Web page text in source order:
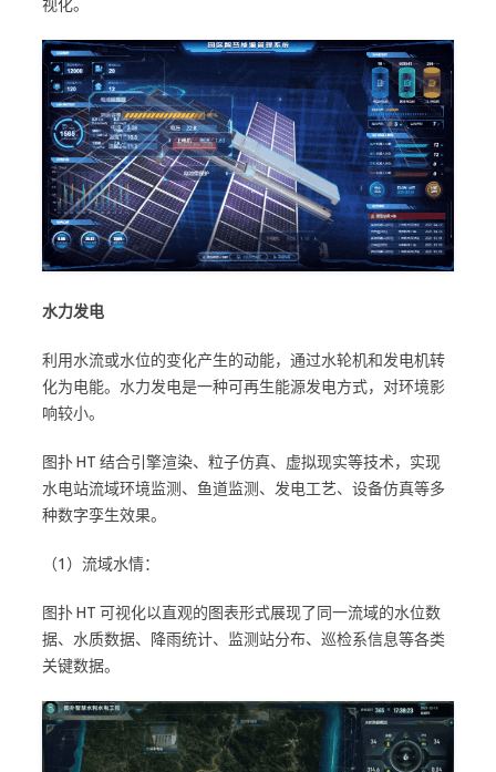
视化。
水力发电
利用水流或水位的变化产生的动能，通过水轮机和发电机转
化为电能。水力发电是一种可再生能源发电方式，对环境影
响较小。
图扑 HT 结合引擎渲染、粒子仿真、虚拟现实等技术，实现
水电站流域环境监测、鱼道监测、发电工艺、设备仿真等多
种数字孪生效果。
（1）流域水情：
图扑 HT 可视化以直观的图表形式展现了同一流域的水位数
据、水质数据、降雨统计、监测站分布、巡检系信息等各类
关键数据。